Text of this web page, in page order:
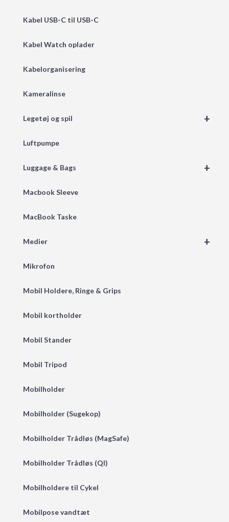
Kabel USB-C til USB-C
Kabel Watch oplader
Kabelorganisering
Kameralinse
+
Legetøj og spil
Luftpumpe
+
Luggage & Bags
Macbook Sleeve
MacBook Taske
+
Medier
Mikrofon
Mobil Holdere, Ringe & Grips
Mobil kortholder
Mobil Stander
Mobil Tripod
Mobilholder
Mobilholder (Sugekop)
Mobilholder Trådløs (MagSafe)
Mobilholder Trådløs (QI)
Mobilholdere til Cykel
Mobilpose vandtæt